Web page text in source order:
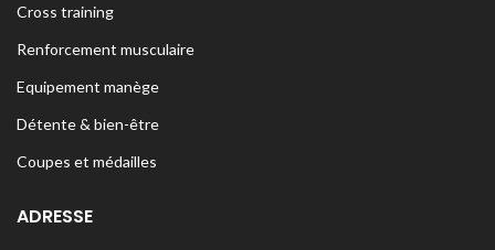
Cross training
Renforcement musculaire
Equipement manège
Détente & bien-être
Coupes et médailles
ADRESSE